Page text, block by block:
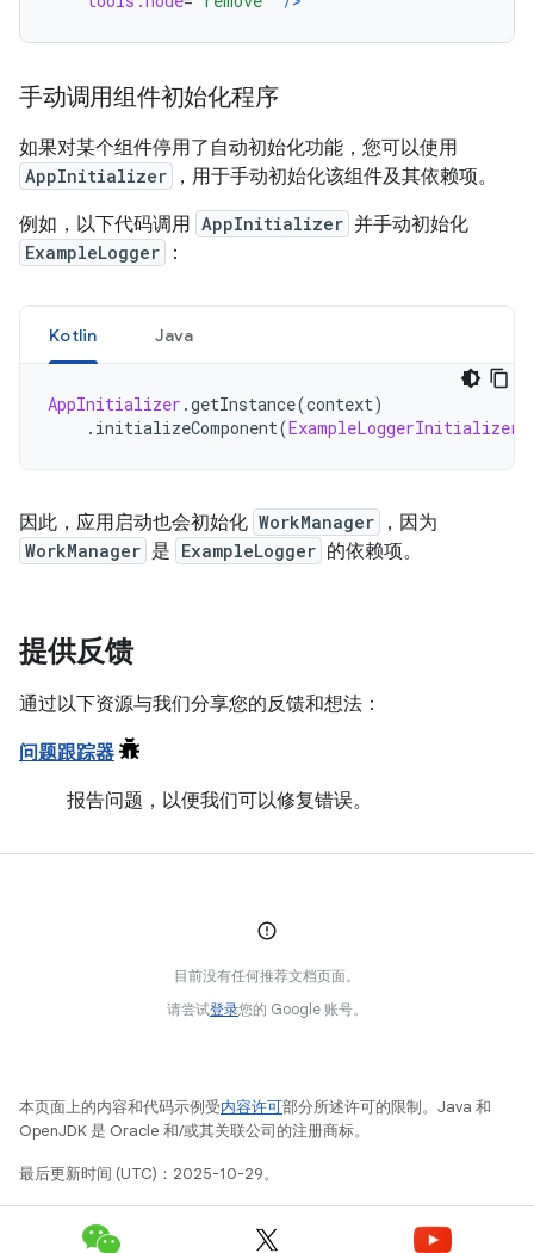
手动调用组件初始化程序
如果对某个组件停用了自动初始化功能，您可以使用
AppInitializer
，用于手动初始化该组件及其依赖项。
例如，以下代码调用 AppInitializer 并手动初始化
ExampleLogger ：
Kotlin Java
AppInitializer .getInstance(context)
. initializeComponent(ExampleLoggerInitializer
因此，应用启动也会初始化 WorkManager ，因为
WorkManager 是 ExampleLogger 的依赖项。
提供反馈
通过以下资源与我们分享您的反馈和想法：
问题跟踪器
报告问题，以便我们可以修复错误。
目前没有任何推荐文档页面。
请尝试登录您的 Google 账号。
本页面上的内容和代码示例受内容许可部分所述许可的限制。Java 和
OpenJDK 是 Oracle 和/或其关联公司的注册商标。
最后更新时间 (UTC)：2025-10-29。